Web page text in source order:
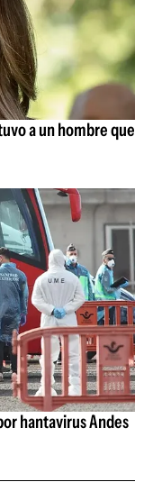
a un hombre que
hantavirus Andes